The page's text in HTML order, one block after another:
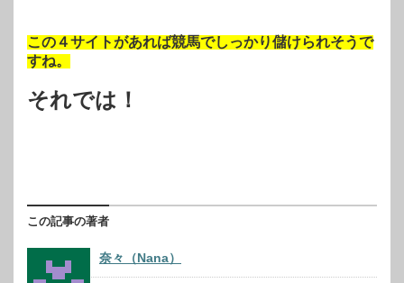
この４サイトがあれば競馬でしっかり儲けられそうで
すね。
それでは！
この記事の著者
奈々（Nana）